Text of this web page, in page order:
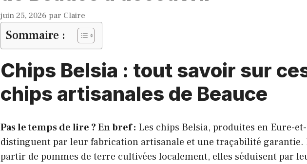
juin 25, 2026 par Claire
Sommaire :
Chips Belsia : tout savoir sur
chips artisanales de Beauce
Pas le temps de lire ? En bref : Les chips Belsia, produites en Eure-
distinguent par leur fabrication artisanale et une traçabilité garantie.
partir de pommes de terre cultivées localement, elles séduisent par